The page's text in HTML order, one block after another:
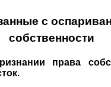
с
собственности
права